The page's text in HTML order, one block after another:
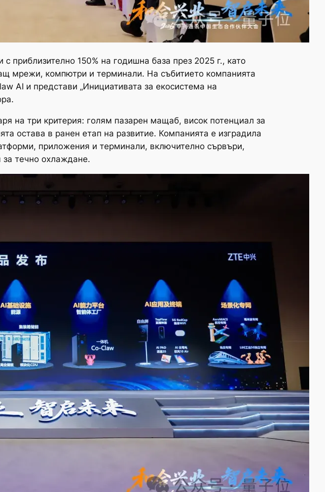
приблизително 150% на годишна база през 2025 г., като
мрежи, компютри и терминали. На събитието компанията
AI и представи „Инициативата за екосистема на
на три критерия: голям пазарен мащаб, висок потенциал за
остава в ранен етап на развитие. Компанията е изградила
приложения и терминали, включително сървъри,
течно охлаждане.